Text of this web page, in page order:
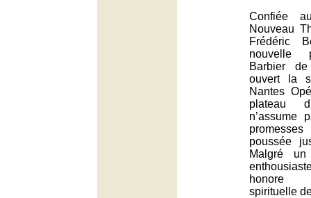
Confiée
Nouveau
Frédéric
nouvelle
Barbier
ouvert la
Nantes
plateau
n’assume
poussée
Malgré
honore
spirituelle